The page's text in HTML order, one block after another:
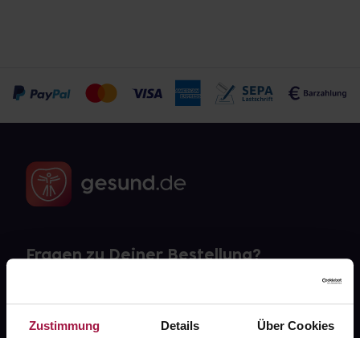
Zustimmung Details Über Cookies
Fragen zu Deiner Bestellung?
Kontakt
FAQ